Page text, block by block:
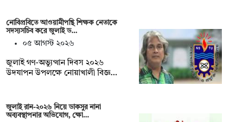
নোবিপ্রবিতে আওয়ামীপন্থি শিক্ষক নেতাকে
সদস্যসচিব করে জুলাই ড…
০৫ আগস্ট ২০২৬
জুলাই গণ-অভ্যুত্থান দিবস ২০২৬
উদযাপন উপলক্ষে নোয়াখালী বিজ্ঞ…
জুলাই রান-২০২৬ নিয়ে ডাকসুর নানা
অব্যবস্থাপনার অভিযোগ, ক্ষো…